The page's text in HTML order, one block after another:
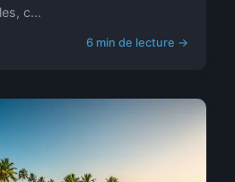
c...
6 min de lecture →